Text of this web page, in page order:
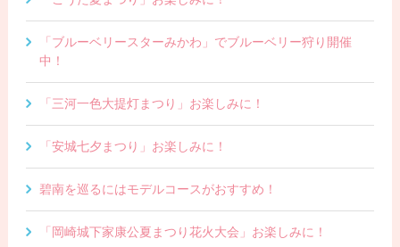
「ブルーベリースターみかわ」でブルーベリー狩り開催
中！
「三河一色大提灯まつり」お楽しみに！
「安城七夕まつり」お楽しみに！
碧南を巡るにはモデルコースがおすすめ！
「岡崎城下家康公夏まつり花火大会」お楽しみに！